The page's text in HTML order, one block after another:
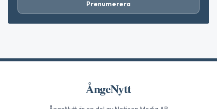
Prenumerera
ÅngeNytt